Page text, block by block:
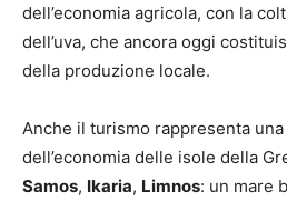
dell’economia agricola, con la
dell’uva, che ancora oggi
della produzione locale.
Anche il turismo rappresenta
dell’economia delle isole della
Samos, Ikaria, Limnos: un mare